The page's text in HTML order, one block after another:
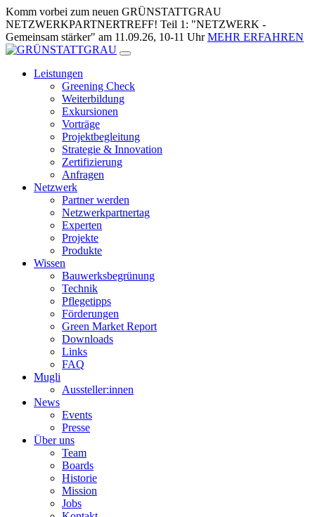
Zum
Inhalt
springen
Komm vorbei zum neuen GRÜNSTATTGRAU
NETZWERKPARTNERTREFF! Teil 1: "NETZWERK -
Gemeinsam stärker" am 11.09.26, 10-11 UhrMEHR ERFAHREN
Leistungen
Greening Check
Weiterbildung
Exkursionen
Vorträge
Projektbegleitung
Strategie & Innovation
Zertifizierung
Anfragen
Netzwerk
Partner werden
Netzwerkpartnertag
Experten
Projekte
Produkte
Wissen
Bauwerksbegrünung
Technik
Pflegetipps
Förderungen
Green Market Report
Downloads
Links
FAQ
Mugli
Aussteller:innen
News
Events
Presse
Über uns
Team
Boards
Historie
Mission
Jobs